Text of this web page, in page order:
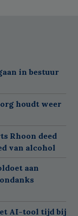
in bestuur
houdt weer
Rhoon deed
van alcohol
aan
AI-tool tijd bij